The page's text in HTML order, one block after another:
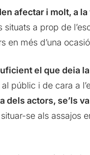
afectar i molt, a
a prop de
en més d’una
el que deia
públic i de cara a
dels actors, se’ls
se als assajos